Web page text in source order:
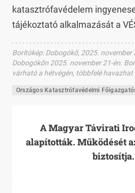
katasztrófavédelem
tájékoztató alkalmazását a
Borítókép:Dobogókő, 2025.
Dobogókőn 2025. november 21-én.
várható a hétvégén, többfelé
Országos Katasztrófavédelmi
A Magyar Távirati
alapították. Működését
biztosítja.